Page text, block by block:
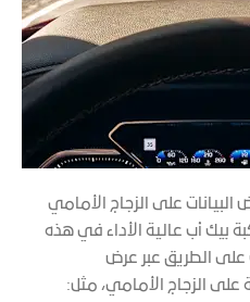
على الزجاج الأمامي
بيك أب عالية الأداء في هذه
على الطريق عبر عرض
الزجاج الأمامي، مثل: